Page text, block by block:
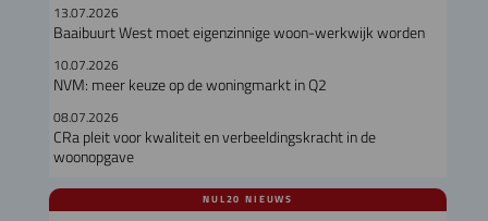
13.07.2026
Baaibuurt West moet eigenzinnige woon-werkwijk worden
10.07.2026
NVM: meer keuze op de woningmarkt in Q2
08.07.2026
CRa pleit voor kwaliteit en verbeeldingskracht in de
woonopgave
NUL20 NIEUWS